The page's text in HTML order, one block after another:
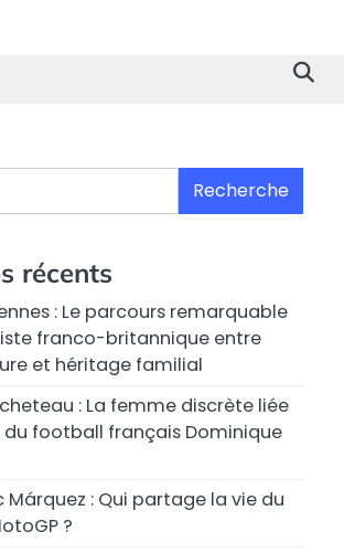
Recherche
récents
: Le parcours remarquable
franco-britannique entre
et héritage familial
: La femme discrète liée
du football français Dominique
Márquez : Qui partage la vie du
?